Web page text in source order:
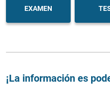
EXAMEN
¡La información es